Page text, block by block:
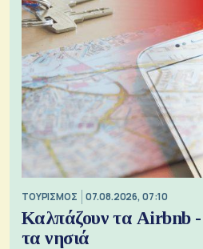
ΤΟΥΡΙΣΜΟΣ 07.08.2026, 07:10
Καλπάζουν τα Airbnb
τα νησιά